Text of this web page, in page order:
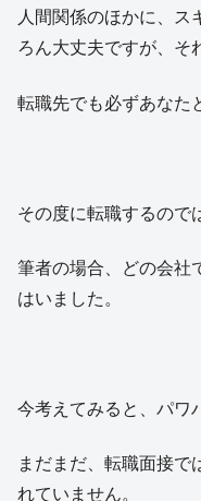
人間関係のほかに、ス
ろん大丈夫ですが、そ
転職先でも必ずあなた
その度に転職するので
筆者の場合、どの会社
はいました。
今考えてみると、パワ
まだまだ、転職面接で
れていません。